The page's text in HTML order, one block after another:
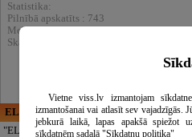
Statistika:
Pilnībā apskatīts : 743
Meklēšnas rezultātos parādīts : 7314
Skatīt arī katalogā :
ELECTRIC ENERGY
"ELECTRIC
Vietne viss.lv izmantojam
izmantošanai vai atlasīt sev vajadzīgās.
jebkurā laikā, lapas apakšā spiežot
sīkdatnēm sadaļā "Sīkdatņu politika"